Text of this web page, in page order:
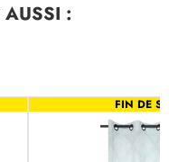
AUSSI :
FIN DE